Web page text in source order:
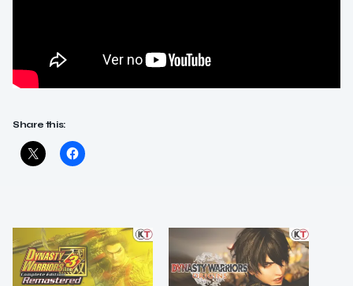
Share this: